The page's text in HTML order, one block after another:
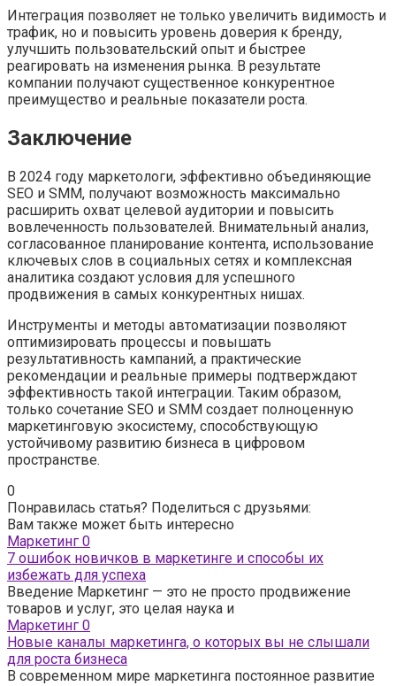
Интеграция позволяет не только увеличить видимость и
трафик, но и повысить уровень доверия к бренду,
улучшить пользовательский опыт и быстрее
реагировать на изменения рынка. В результате
компании получают существенное конкурентное
преимущество и реальные показатели роста.
Заключение
В 2024 году маркетологи, эффективно объединяющие
SEO и SMM, получают возможность максимально
расширить охват целевой аудитории и повысить
вовлеченность пользователей. Внимательный анализ,
согласованное планирование контента, использование
ключевых слов в социальных сетях и комплексная
аналитика создают условия для успешного
продвижения в самых конкурентных нишах.
Инструменты и методы автоматизации позволяют
оптимизировать процессы и повышать
результативность кампаний, а практические
рекомендации и реальные примеры подтверждают
эффективность такой интеграции. Таким образом,
только сочетание SEO и SMM создает полноценную
маркетинговую экосистему, способствующую
устойчивому развитию бизнеса в цифровом
пространстве.
0
Понравилась статья? Поделиться с друзьями:
Вам также может быть интересно
Маркетинг 0
7 ошибок новичков в маркетинге и способы их
избежать для успеха
Введение Маркетинг — это не просто продвижение
товаров и услуг, это целая наука и
Маркетинг 0
Новые каналы маркетинга, о которых вы не слышали
для роста бизнеса
В современном мире маркетинга постоянное развитие